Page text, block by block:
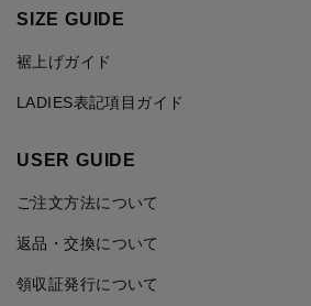
SIZE GUIDE
裾上げガイド
LADIES表記項目ガイド
USER GUIDE
ご注文方法について
返品・交換について
領収証発行について